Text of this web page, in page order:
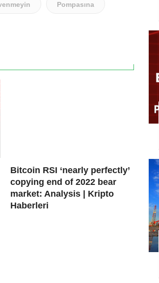
Pompasına
Bitcoin RSI ‘nearly perfectly’
copying end of 2022 bear
market: Analysis | Kripto
Haberleri